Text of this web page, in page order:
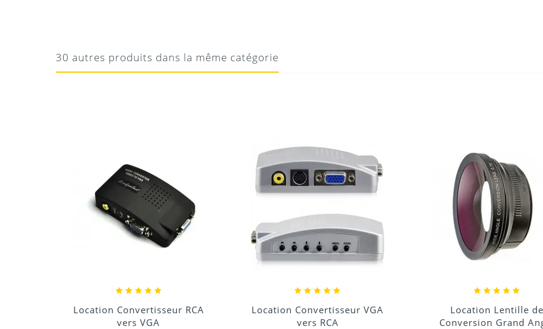
30 autres produits dans la même catégorie
Location Convertisseur VGA
vers RCA
Location Lentille de
Conversion Grand Angle
Captation Satellite